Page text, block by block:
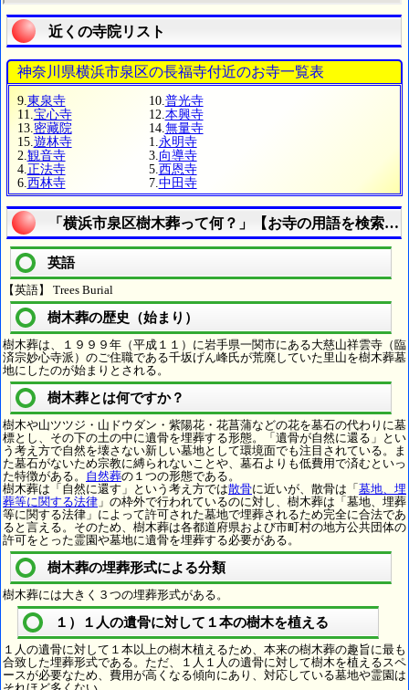
近くの寺院リスト
神奈川県横浜市泉区の長福寺付近のお寺一覧表
9. 東泉寺 10. 普光寺
11. 宝心寺 12. 本興寺
13. 密藏院 14. 無量寺
15. 遊林寺 1. 永明寺
2. 観音寺 3. 向導寺
4. 正法寺 5. 西恩寺
6. 西林寺 7. 中田寺
「横浜市泉区樹木葬って何？」【お寺の用語を検索す
英語
【英語】 Trees Burial
樹木葬の歴史（始まり）
樹木葬は、１９９９年（平成１１）に岩手県一関市にある大慈山祥雲寺（臨
済宗妙心寺派）のご住職である千坂げん峰氏が荒廃していた里山を樹木葬墓
地にしたのが始まりとされる。
樹木葬とは何ですか？
樹木や山ツツジ・山ドウダン・紫陽花・花菖蒲などの花を墓石の代わりに墓
標とし、その下の土の中に遺骨を埋葬する形態。「遺骨が自然に還る」とい
う考え方で自然を壊さない新しい墓地として環境面でも注目されている。ま
た墓石がないため宗教に縛られないことや、墓石よりも低費用で済むといっ
た特徴がある。 自然葬の１つの形態である。
樹木葬は「自然に還す」という考え方では散骨に近いが、散骨は「 墓地、埋
葬等に関する法律 」の枠外で行われているのに対し、樹木葬は「墓地、埋葬
等に関する法律」によって許可された墓地で埋葬されるため完全に合法であ
ると言える。そのため、樹木葬は各都道府県および市町村の地方公共団体の
許可をとった霊園や墓地に遺骨を埋葬する必要がある。
樹木葬の埋葬形式による分類
樹木葬には大きく３つの埋葬形式がある。
１）１人の遺骨に対して１本の樹木を植える
１人の遺骨に対して１本以上の樹木植えるため、本来の樹木葬の趣旨に最も
合致した埋葬形式である。ただ、１人１人の遺骨に対して樹木を植えるスペ
ースが必要なため、費用が高くなる傾向にあり、対応している墓地や霊園は